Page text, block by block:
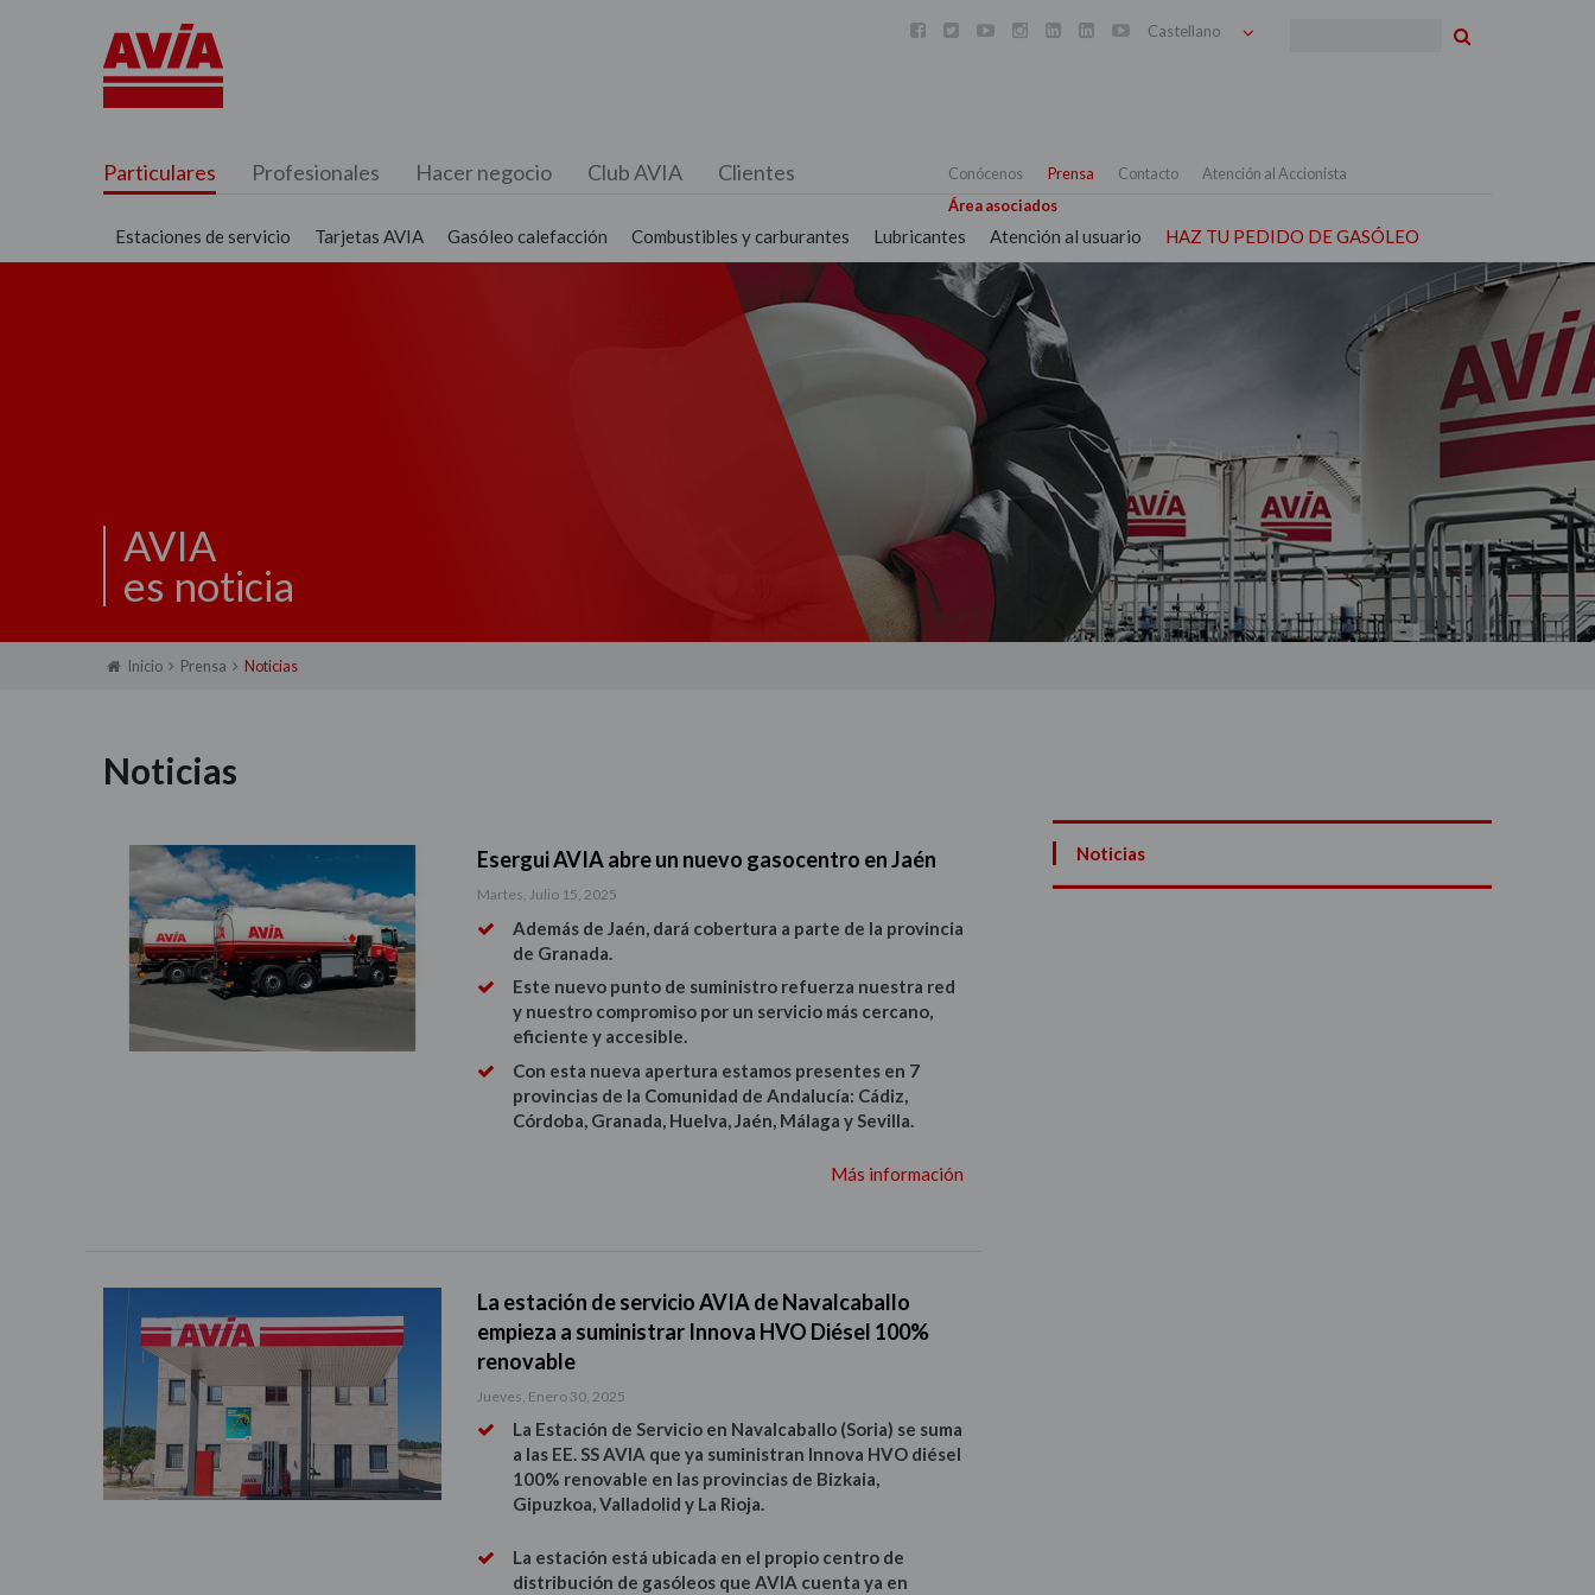
      
Particulares Profesionales Hacer negocio Club AVIA Clientes Conócenos Prensa Contacto
Atención al Accionista
Área asociados
Estaciones de servicio Tarjetas AVIA Gasóleo calefacción Combustibles y carburantes Lubricantes Atención al usuario HAZ TU PEDIDO DE GASÓLEO
AVIA
es noticia
Inicio Prensa Noticias
Noticias
Esergui AVIA abre un nuevo gasocentro en Jaén
Martes, Julio 15, 2025
Además de Jaén, dará cobertura a parte de la provincia
de Granada.
Este nuevo punto de suministro refuerza nuestra red
y nuestro compromiso por un servicio más cercano,
eficiente y accesible.
Con esta nueva apertura estamos presentes en 7
provincias de la Comunidad de Andalucía: Cádiz,
Córdoba, Granada, Huelva, Jaén, Málaga y Sevilla.
Más información
La estación de servicio AVIA de Navalcaballo
empieza a suministrar Innova HVO Diésel 100%
renovable
Jueves, Enero 30, 2025
La Estación de Servicio en Navalcaballo (Soria) se suma
a las EE. SS AVIA que ya suministran Innova HVO diésel
100% renovable en las provincias de Bizkaia,
Gipuzkoa, Valladolid y La Rioja.
La estación está ubicada en el propio centro de
distribución de gasóleos que AVIA cuenta ya en
Noticias